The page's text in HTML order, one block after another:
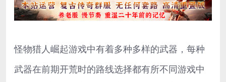
怪物猎人崛起游戏中有着多种多样的武器，每种
武器在前期开荒时的路线选择都有所不同游戏中